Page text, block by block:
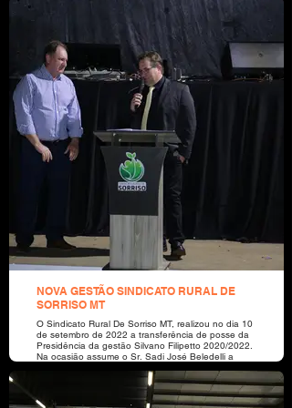
NOVA GESTÃO SINDICATO RURAL DE
SORRISO MT
O Sindicato Rural De Sorriso MT, realizou no dia 10
de setembro de 2022 a transferência de posse da
Presidência da gestão Silvano Filipetto 2020/2022.
Na ocasião assume o Sr. Sadi José Beledelli a
Local Buffet Franciele Casarin.